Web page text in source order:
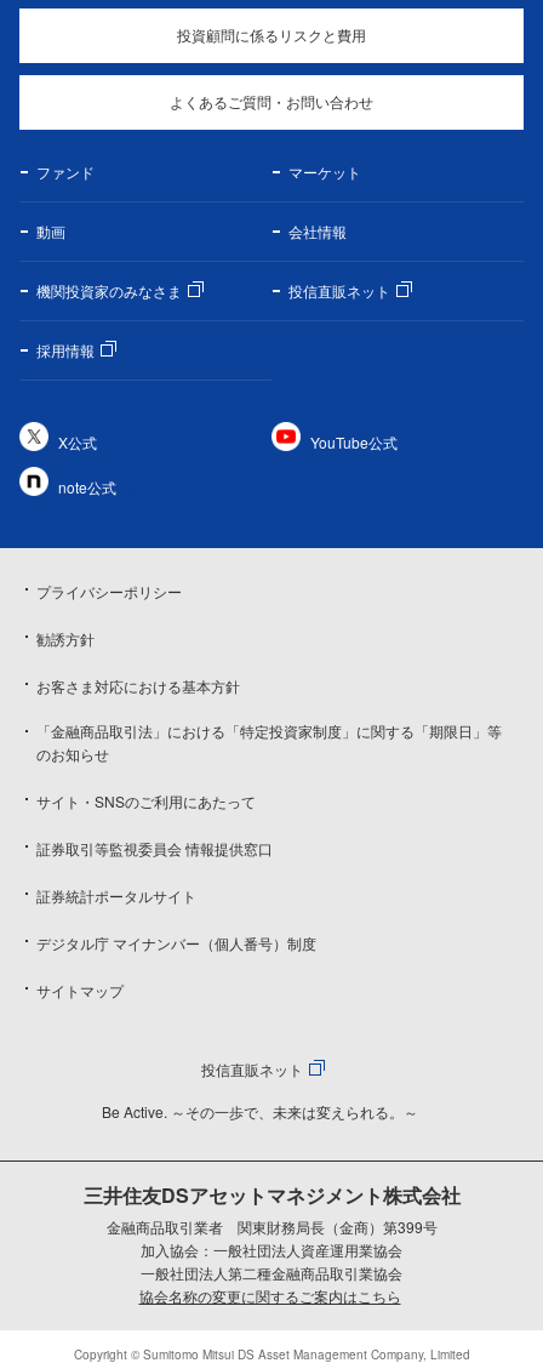
投資顧問に係るリスクと費用
よくあるご質問・お問い合わせ
ファンド マーケット
動画 会社情報
機関投資家のみなさま 投信直販ネット
採用情報
X公式 YouTube公式
note公式
プライバシーポリシー
勧誘方針
お客さま対応における基本方針
「金融商品取引法」における「特定投資家制度」に関する「期限日」等
のお知らせ
サイト・SNSのご利用にあたって
証券取引等監視委員会 情報提供窓口
証券統計ポータルサイト
デジタル庁 マイナンバー（個人番号）制度
サイトマップ
投信直販ネット
Be Active. ～その一歩で、未来は変えられる。～
三井住友DSアセットマネジメント株式会社
金融商品取引業者 関東財務局長（金商）第399号
加入協会：一般社団法人資産運用業協会
一般社団法人第二種金融商品取引業協会
協会名称の変更に関するご案内はこちら
Copyright © Sumitomo Mitsui DS Asset Management Company, Limited